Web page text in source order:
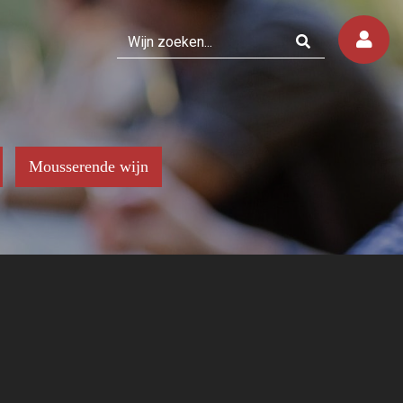
Mousserende wijn